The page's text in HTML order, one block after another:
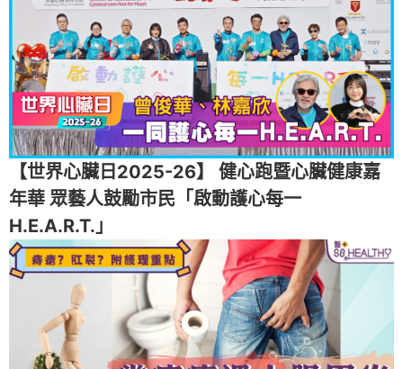
【世界心臟日2025-26】 健心跑暨心臟健康嘉
年華 眾藝人鼓勵市民「啟動護心每一
H.E.A.R.T.」